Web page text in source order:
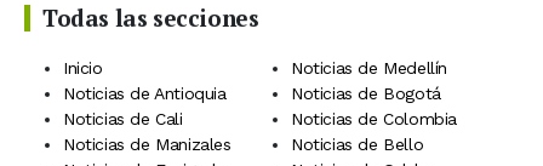
Todas las secciones
Inicio
Noticias de Medellín
Noticias de Antioquia
Noticias de Bogotá
Noticias de Cali
Noticias de Colombia
Noticias de Manizales
Noticias de Bello